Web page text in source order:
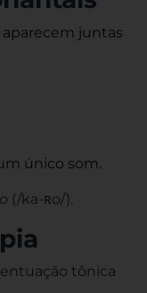
juntas
único som.
(/ka-ʀo/).
tônica